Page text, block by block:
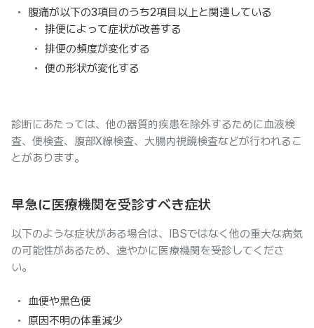
腹痛が以下の3項目のうち2項目以上と関連している
排便によって症状が改善する
排便の頻度が変化する
便の形状が変化する
診断にあたっては、他の器質的疾患を除外するために血液検
査、便検査、腹部X線検査、大腸内視鏡検査などが行われるこ
とがあります。
早急に医療機関を受診すべき症状
以下のような症状がある場合は、IBSではなく他の重大な病気
の可能性があるため、速やかに医療機関を受診してくださ
い。
血便や黒色便
原因不明の体重減少